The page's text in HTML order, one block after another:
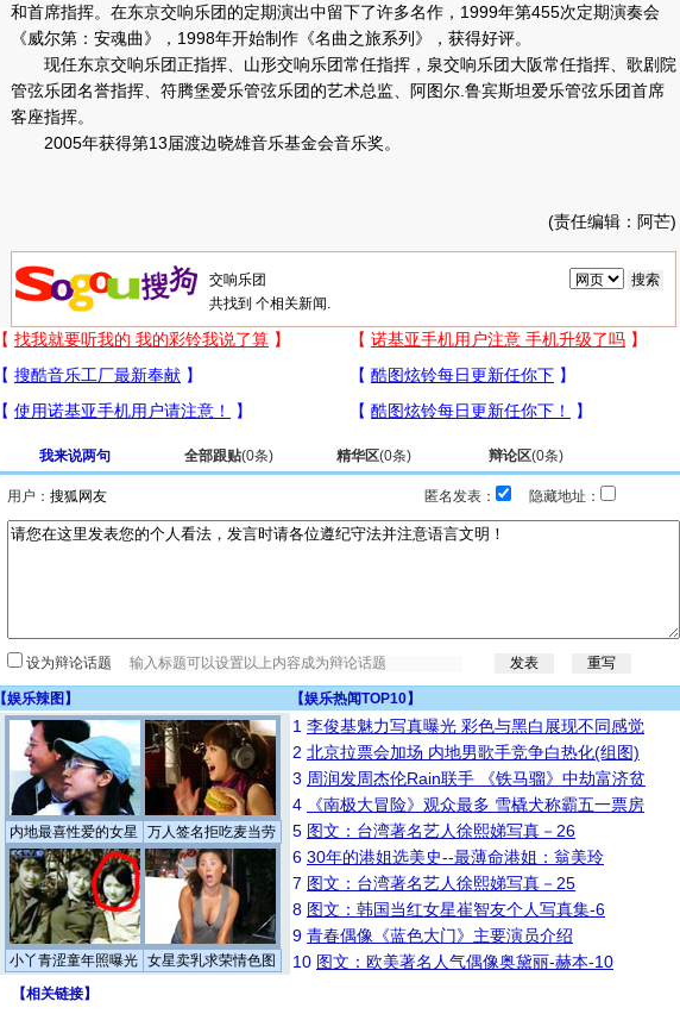
和首席指挥。在东京交响乐团的定期演出中留下了许多名作，1999年第455次定期演奏会
《威尔第：安魂曲》，1998年开始制作《名曲之旅系列》，获得好评。
现任东京交响乐团正指挥、山形交响乐团常任指挥，泉交响乐团大阪常任指挥、歌剧院
管弦乐团名誉指挥、符腾堡爱乐管弦乐团的艺术总监、阿图尔.鲁宾斯坦爱乐管弦乐团首席
客座指挥。
2005年获得第13届渡边晓雄音乐基金会音乐奖。
(责任编辑：阿芒)
共找到 个相关新闻.
我来说两句 全部跟贴(0条) 精华区(0条) 辩论区(0条)
用户： 匿名发表： 隐藏地址：
设为辩论话题
【娱乐辣图 】 【娱乐热闻TOP10】
内地最喜性爱的女星 万人签名拒吃麦当劳
小丫青涩童年照曝光 女星卖乳求荣情色图
1 李俊基魅力写真曝光 彩色与黑白展现不同感觉
2 北京拉票会加场 内地男歌手竞争白热化(组图)
3 周润发周杰伦Rain联手 《铁马骝》中劫富济贫
4
《南极大冒险》观众最多 雪橇犬称霸五一票房
5 图文：台湾著名艺人徐熙娣写真－26
6 30年的港姐选美史--最薄命港姐：翁美玲
7 图文：台湾著名艺人徐熙娣写真－25
8 图文：韩国当红女星崔智友个人写真集-6
9 青春偶像《蓝色大门》主要演员介绍
10 图文：欧美著名人气偶像奥黛丽-赫本-10
【相关链接】